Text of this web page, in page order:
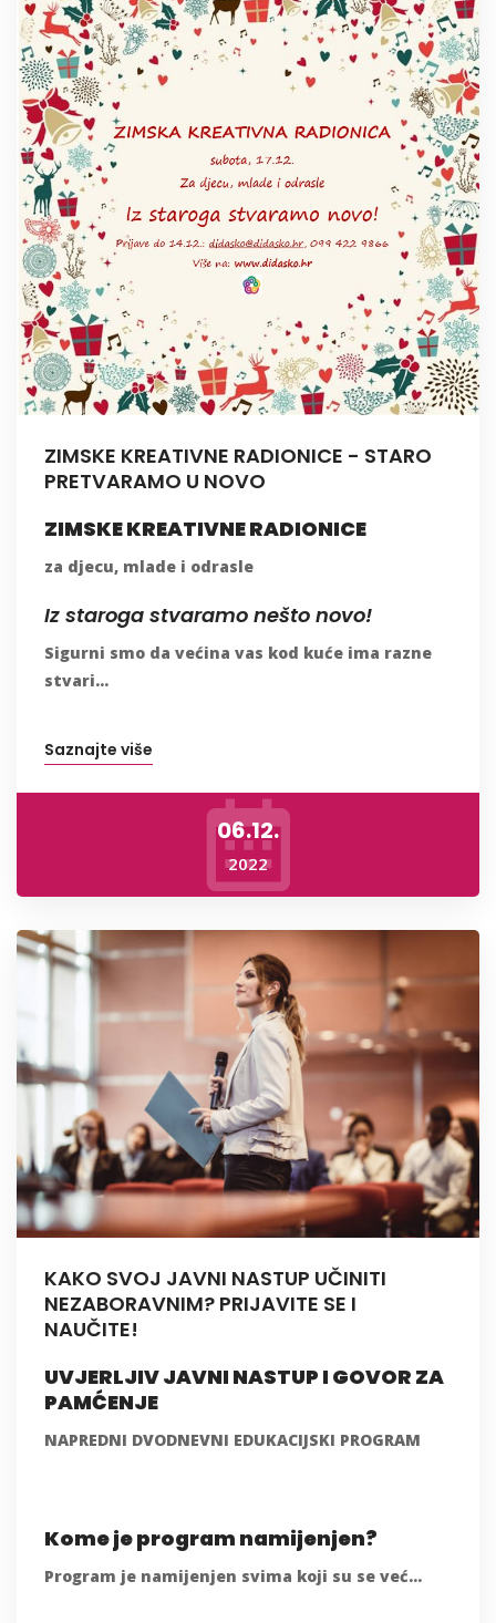
ZIMSKE KREATIVNE RADIONICE - STARO
PRETVARAMO U NOVO
ZIMSKE KREATIVNE RADIONICE
za djecu, mlade i odrasle
Iz staroga stvaramo nešto novo!
Sigurni smo da većina vas kod kuće ima razne
stvari...
Saznajte više
06.12.
2022
KAKO SVOJ JAVNI NASTUP UČINITI
NEZABORAVNIM? PRIJAVITE SE I
NAUČITE!
UVJERLJIV JAVNI NASTUP I GOVOR ZA
PAMĆENJE
NAPREDNI DVODNEVNI EDUKACIJSKI PROGRAM
Kome je program namijenjen?
Program je namijenjen svima koji su se već...